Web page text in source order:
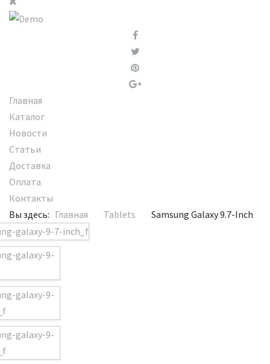
Главная
Каталог
Новости
Статьи
Доставка
Оплата
Контакты
Вы здесь: Главная Tablets Samsung Galaxy 9.7-Inch